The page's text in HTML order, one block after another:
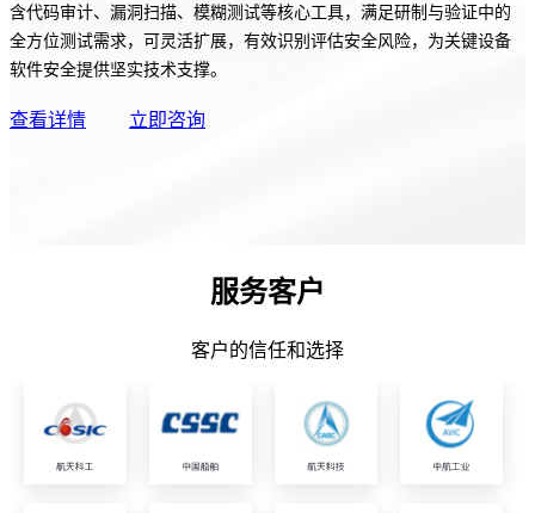
含代码审计、漏洞扫描、模糊测试等核心工具，满足研制与验证中的
全方位测试需求，可灵活扩展，有效识别评估安全风险，为关键设备
软件安全提供坚实技术支撑。
查看详情 立即咨询
服务客户
客户的信任和选择